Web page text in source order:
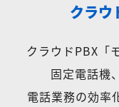
クラウ
クラウドPBX「
固定電話機
電話業務の効率